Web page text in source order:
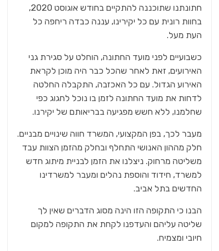
חתונתנו שתוכננה להתקיים בחודש אוגוסט 2020,
בחוות רונית עם כל יקירינו, עננה כבדה ריחפה כל
העת מעל.
כשבועיים לפני מועד החתונה, הוחלט על סגירת גני
האירועים, זאת לאחר שהכל כבר היה מוכן לקראת
האירוע הגדול. עם כל האכזבה, התקבלה החלטה
לדחות את מועד החתונה לזמן בו נוכל לחגוג כפי
שחלמנו, ללא חשש מפגיעה בבריאותם של יקירנו.
מעבר לכך, בפן המקצועי, המשרד חווה שינויים מבניים.
חלק מההון האנושי התחלף ובחלק מהזמן הצוות עבד
משליטה מרחוק. ניצלנו את הזמן לבניית מיתוג חדש
למשרד, חידוד והוספת נהלים ומעבר למשרדינו
החדשים בתל אביב.
הבנו כי התקופה הזו הינה מסוג הדברים שאין לך
שליטה עליהם והעדפנו לקחת את התקופה למקום
חיובי ומצמיח.